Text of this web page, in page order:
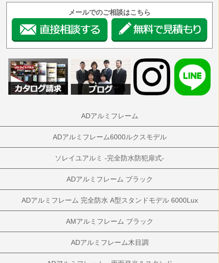
メールでのご相談はこちら
ADアルミフレーム
ADアルミフレーム6000ルクスモデル
ソレイユアルミ -完全防水防犯扉式-
ADアルミフレーム ブラック
ADアルミフレーム 完全防水 A型スタンドモデル 6000Lux
AMアルミフレーム ブラック
ADアルミフレーム木目調